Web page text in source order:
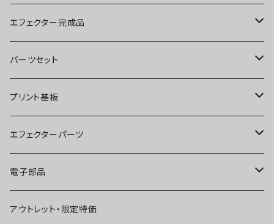
ブースター
オーバードライブ
ディストーション
ファズ
プリアンプ
空間系
エフェクター完成品
ブースター
オーバードライブ
ディストーション
ファズ
空間系
パーツセット
ブースター
オーバードライブ
ディストーション
ファズ
プリント基板
オーバードライブ
ディストーション
ファズ
エフェクターパーツ
スイッチ
ジャック
電子部品
IC
アウトレット・限定特価